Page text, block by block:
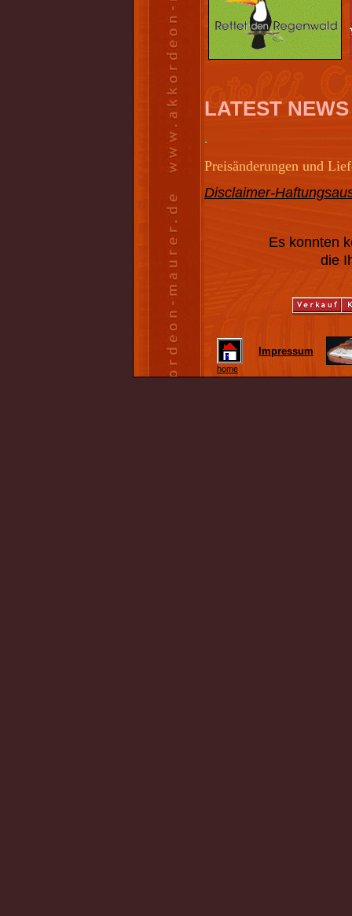
LATEST NEWS
.
Preisänderungen und
Disclaimer-
Es konnten
die
home
Impressum